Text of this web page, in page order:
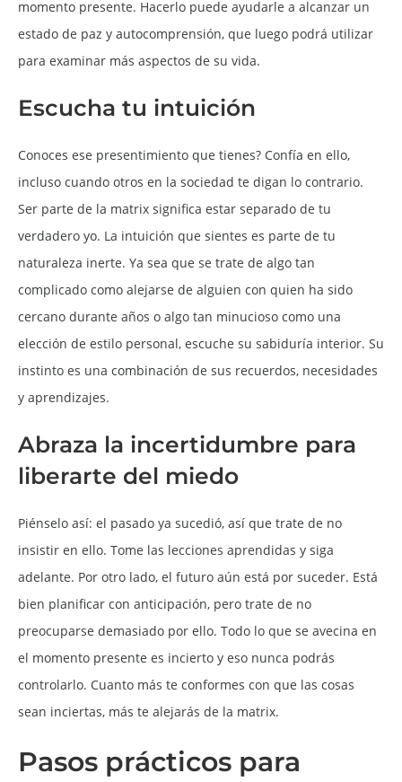
momento presente. Hacerlo puede ayudarle a alcanzar un
estado de paz y autocomprensión, que luego podrá utilizar
para examinar más aspectos de su vida.
Escucha tu intuición
Conoces ese presentimiento que tienes? Confía en ello,
incluso cuando otros en la sociedad te digan lo contrario.
Ser parte de la matrix significa estar separado de tu
verdadero yo. La intuición que sientes es parte de tu
naturaleza inerte. Ya sea que se trate de algo tan
complicado como alejarse de alguien con quien ha sido
cercano durante años o algo tan minucioso como una
elección de estilo personal, escuche su sabiduría interior. Su
instinto es una combinación de sus recuerdos, necesidades
y aprendizajes.
Abraza la incertidumbre para
liberarte del miedo
Piénselo así: el pasado ya sucedió, así que trate de no
insistir en ello. Tome las lecciones aprendidas y siga
adelante. Por otro lado, el futuro aún está por suceder. Está
bien planificar con anticipación, pero trate de no
preocuparse demasiado por ello. Todo lo que se avecina en
el momento presente es incierto y eso nunca podrás
controlarlo. Cuanto más te conformes con que las cosas
sean inciertas, más te alejarás de la matrix.
Pasos prácticos para